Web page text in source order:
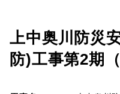
よくあるご質問
上中奥川防災
防)工事第2期